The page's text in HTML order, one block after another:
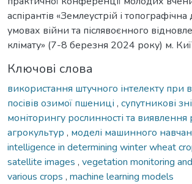
аспірантів «Землеустрій і топографічна
умовах війни та післявоєнного
клімату» (7-8 березня 2024 року) м.
Ключові слова
використання штучного інтелекту при
посівів озимої пшениці , супутникові
моніторингу рослинності та виявлення
агрокультур , моделі машинного
intelligence in determining winter wheat
satellite images , vegetation monitoring
various crops , machine learning models